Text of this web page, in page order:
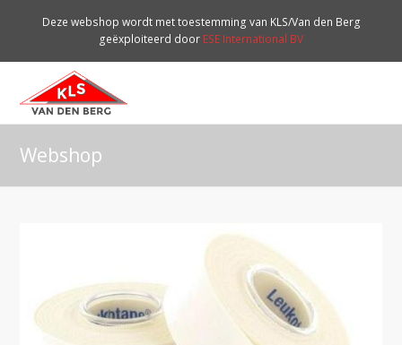
Deze webshop wordt met toestemming van KLS/Van den Berg
geëxploiteerd door ESE International BV
Webshop